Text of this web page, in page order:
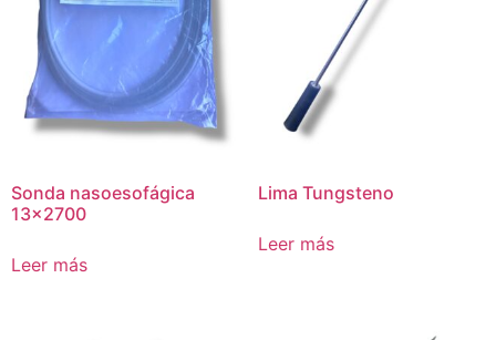
Sonda nasoesofágica
13×2700
Leer más
Lima Tungsteno
Leer más